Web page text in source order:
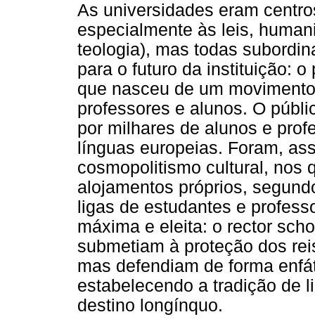
As universidades eram
especialmente às leis,
teologia), mas todas
para o futuro da instituição:
que nasceu de um
professores e alunos. O
por milhares de alunos e
línguas europeias. Foram,
cosmopolitismo cultural, nos
alojamentos próprios,
ligas de estudantes e
máxima e eleita: o rector
submetiam à proteção dos
mas defendiam de forma
estabelecendo a tradição de
destino longínquo.